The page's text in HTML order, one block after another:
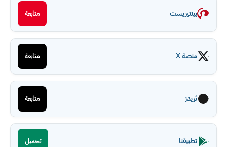
بينتيريست متابعة
منصة X متابعة
ثريدز متابعة
تطبيقنا تحميل